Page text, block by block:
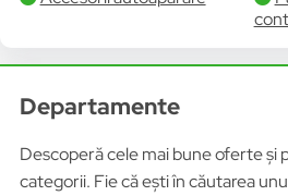
Departamente
Descoperă cele mai bune oferte și
categorii. Fie că ești în căutarea